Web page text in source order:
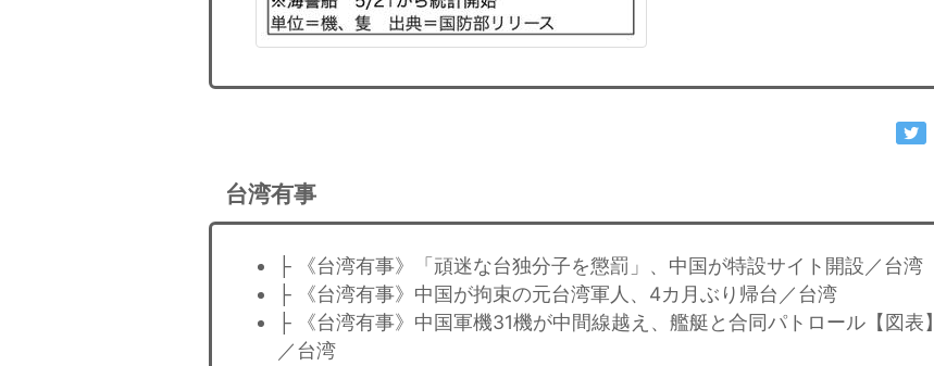
台湾有事
├ 《台湾有事》「頑迷な台独分子を懲罰」、中国が特設サイト開設／台湾
├ 《台湾有事》中国が拘束の元台湾軍人、4カ月ぶり帰台／台湾
├ 《台湾有事》中国軍機31機が中間線越え、艦艇と合同パトロール【図表】
／台湾